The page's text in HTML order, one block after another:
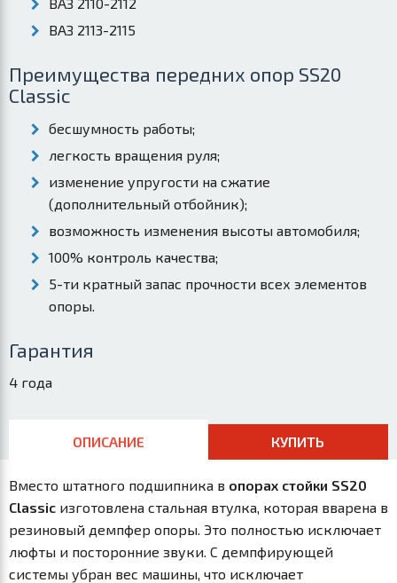
ВАЗ 2110-2112
ВАЗ 2113-2115
Преимущества передних опор SS20
Classic
бесшумность работы;
легкость вращения руля;
изменение упругости на сжатие
(дополнительный отбойник);
возможность изменения высоты автомобиля;
100% контроль качества;
5-ти кратный запас прочности всех элементов
опоры.
Гарантия
4 года
ОПИСАНИЕ КУПИТЬ
Вместо штатного подшипника в опорах стойки SS20
Classic изготовлена стальная втулка, которая вварена в
резиновый демпфер опоры. Это полностью исключает
люфты и посторонние звуки. С демпфирующей
системы убран вес машины, что исключает